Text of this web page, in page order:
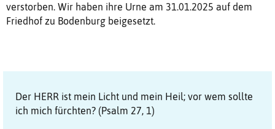
verstorben. Wir haben ihre Urne am 31.01.2025 auf dem
Friedhof zu Bodenburg beigesetzt.
Der HERR ist mein Licht und mein Heil; vor wem sollte
ich mich fürchten? (Psalm 27, 1)